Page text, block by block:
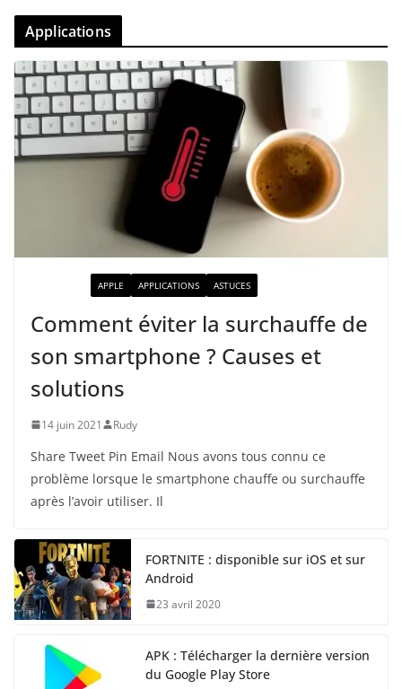
Applications
APPLE APPLICATIONS ASTUCES
Comment éviter la surchauffe de
son smartphone ? Causes et
solutions
14 juin 2021 Rudy
Share Tweet Pin Email Nous avons tous connu ce
problème lorsque le smartphone chauffe ou surchauffe
après l’avoir utiliser. Il
FORTNITE : disponible sur iOS et sur
Android
23 avril 2020
APK : Télécharger la dernière version
du Google Play Store